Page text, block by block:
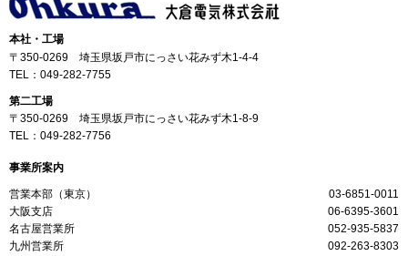
本社・工場
〒350-0269 埼玉県坂戸市にっさい花みず木1-4-4
TEL： 049-282-7755
第二工場
〒350-0269 埼玉県坂戸市にっさい花みず木1-8-9
TEL： 049-282-7756
事業所案内
営業本部（東京）
03-6851-0011
大阪支店
06-6395-3601
名古屋営業所
052-935-5837
九州営業所
092-263-8303